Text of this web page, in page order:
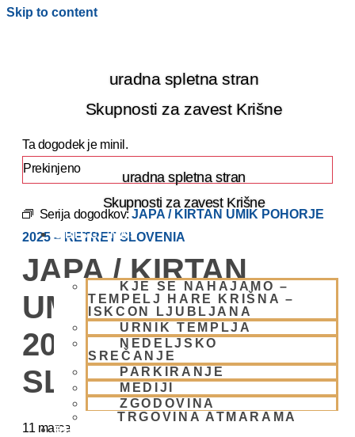
Skip to content
uradna spletna stran
Skupnosti za zavest Krišne
uradna spletna stran
Skupnosti za zavest Krišne
OBIŠČI NAS
KJE SE NAHAJAMO –
TEMPELJ HARE KRIŠNA –
ISKCON LJUBLJANA
URNIK TEMPLJA
NEDELJSKO
SREČANJE
PARKIRANJE
MEDIJI
ZGODOVINA
TRGOVINA ATMARAMA
BHAKTI JOGA
Ta dogodek je minil.
Prekinjeno
Serija dogodkov:JAPA / KIRTAN UMIK POHORJE
2025 – RETRET SLOVENIA
JAPA / KIRTAN
UMIK POHORJE
2025 – RETRET
SLOVENIA
11 marca